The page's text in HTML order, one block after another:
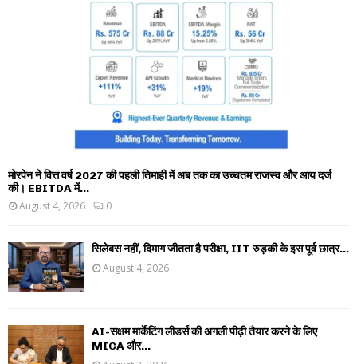
मोरपेन ने वित्त वर्ष 2027 की पहली तिमाही में अब तक का उच्चतम राजस्व और आय दर्ज
की। EBITDA में...
August 4, 2026
0
सिलेबस नहीं, दिमाग जीतता है परीक्षा, IIT रुड़की के इस पूर्व छात्र...
August 4, 2026
AI-सक्षम मार्केटिंग लीडर्स की अगली पीढ़ी तैयार करने के लिए
MICA और...